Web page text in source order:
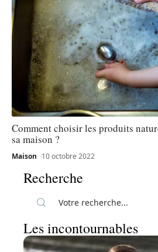
Comment choisir les produits
sa maison ?
Maison 10 octobre 2022
Recherche
Les incontournables